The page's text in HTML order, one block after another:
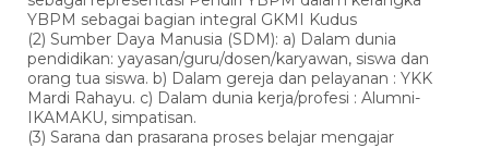
YBPM sebagai bagian integral GKMI Kudus
(2) Sumber Daya Manusia (SDM): a) Dalam dunia
pendidikan: yayasan/guru/dosen/karyawan, siswa dan
orang tua siswa. b) Dalam gereja dan pelayanan : YKK
Mardi Rahayu. c) Dalam dunia kerja/profesi : Alumni-
IKAMAKU, simpatisan.
(3) Sarana dan prasarana proses belajar mengajar